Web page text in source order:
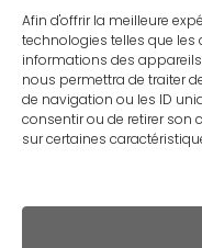
Afin d'offrir la meilleure
technologies telles que les
informations des
nous permettra de traiter
de navigation ou les ID
consentir ou de retirer son
sur certaines
ALPHANOVA Organic
ALPHANOVA Daily SUN
ALPHANOVA Bebe
Alphanova Kids